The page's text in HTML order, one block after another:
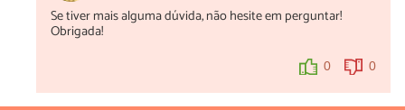
Se tiver mais alguma dúvida, não hesite em perguntar!
Obrigada!
0 0